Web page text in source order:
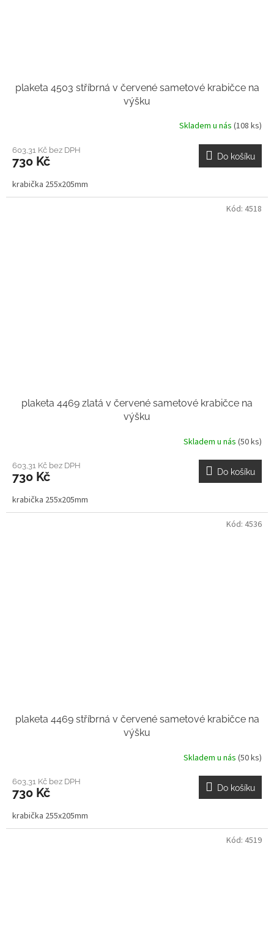
plaketa 4503 stříbrná v červené sametové krabičce na
výšku
Skladem u nás (108 ks)
603,31 Kč bez DPH
730 Kč Do košíku
krabička 255x205mm
plaketa 4469 zlatá v červené sametové krabičce na
výšku
Skladem u nás (50 ks)
603,31 Kč bez DPH
730 Kč Do košíku
krabička 255x205mm
Kód: 4518
plaketa 4469 stříbrná v červené sametové krabičce na
výšku
Skladem u nás (50 ks)
603,31 Kč bez DPH
730 Kč Do košíku
krabička 255x205mm
Kód: 4536
Kód: 4519